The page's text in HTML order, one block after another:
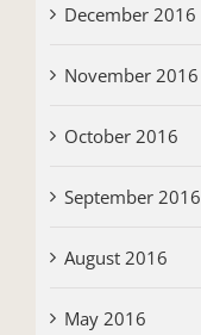
December 2016
November 2016
October 2016
September 2016
August 2016
May 2016